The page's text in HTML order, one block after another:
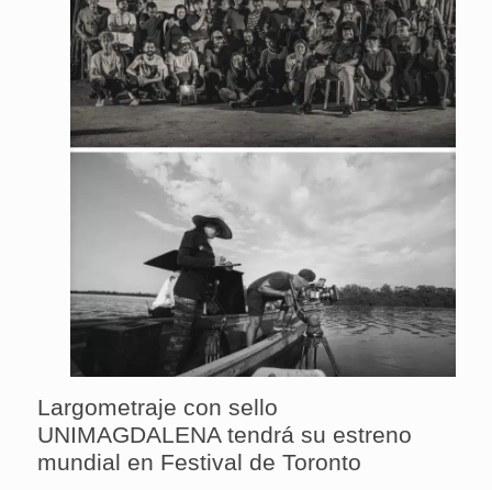
Largometraje con sello
UNIMAGDALENA tendrá su estreno
mundial en Festival de Toronto